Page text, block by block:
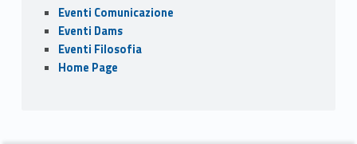
Eventi Comunicazione
Eventi Dams
Eventi Filosofia
Home Page